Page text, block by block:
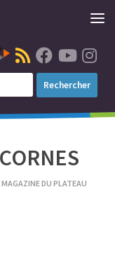
, MAGAZINE DU PLATEAU